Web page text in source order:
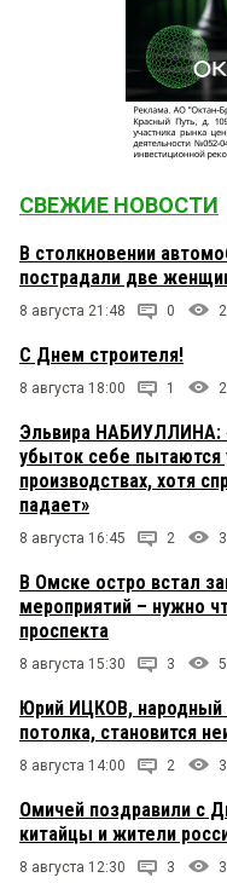
СВЕЖИЕ НОВОСТИ
В столкновении
пострадали две
8 августа 21:48 0
С Днем строителя!
8 августа 18:00 1
Эльвира НАБИУЛЛИНА:
убыток себе пытаются
производствах, хотя
падает»
8 августа 16:45 2
В Омске остро встал
мероприятий – нужно
проспекта
8 августа 15:30 3
Юрий ИЦКОВ, народный
потолка, становится
8 августа 14:00 2
Омичей поздравили с
китайцы и жители
8 августа 12:30 3